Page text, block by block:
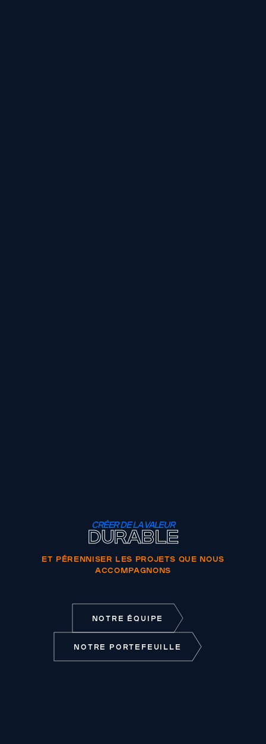
CRÉER DE LA VALEUR
DURABLE
ET PÉRENNISER LES PROJETS QUE NOUS
ACCOMPAGNONS
NOTRE ÉQUIPE
NOTRE PORTEFEUILLE